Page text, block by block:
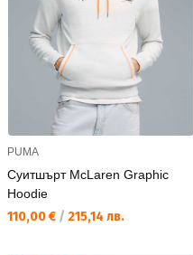
PUMA
Суитшърт McLaren Graphic
Hoodie
Текуща цена:
110,00 € / 215,14 лв.